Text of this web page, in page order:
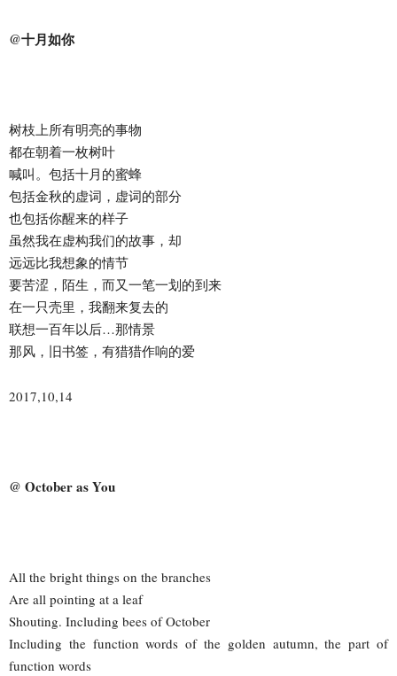
@十月如你
树枝上所有明亮的事物
都在朝着一枚树叶
喊叫。包括十月的蜜蜂
包括金秋的虚词，虚词的部分
也包括你醒来的样子
虽然我在虚构我们的故事，却
远远比我想象的情节
要苦涩，陌生，而又一笔一划的到来
在一只壳里，我翻来复去的
联想一百年以后…那情景
那风，旧书签，有猎猎作响的爱
2017,10,14
@ October as You
All the bright things on the branches
Are all pointing at a leaf
Shouting. Including bees of October
Including the function words of the golden autumn, the part of
function words